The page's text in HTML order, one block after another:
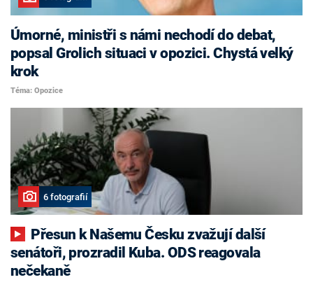
Úmorné, ministři s námi nechodí do debat,
popsal Grolich situaci v opozici. Chystá velký
krok
Téma: Opozice
6 fotografií
senátoři, prozradil Kuba. ODS reagovala
nečekaně